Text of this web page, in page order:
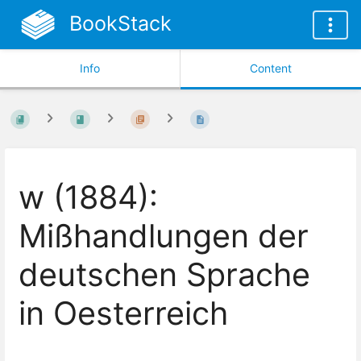
BookStack
Info Content
w (1884):
Mißhandlungen der
deutschen Sprache
in Oesterreich